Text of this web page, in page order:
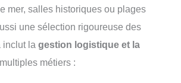
mer, salles historiques ou plages
une sélection rigoureuse des
inclut la gestion logistique et la
métiers :